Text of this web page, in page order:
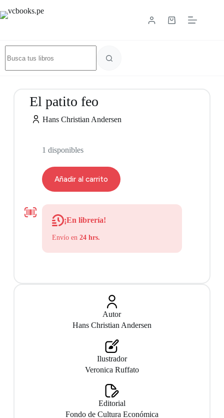
El patito feo
Hans Christian Andersen
1 disponibles
Añadir al carrito
¡En librería!
Envío en 24 hrs.
Autor
Hans Christian Andersen
Ilustrador
Veronica Ruffato
Editorial
Fondo de Cultura Económica